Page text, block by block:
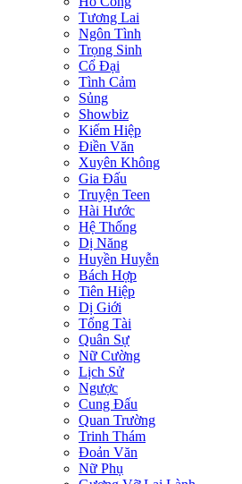
Tương Lai
Ngôn Tình
Trọng Sinh
Cổ Đại
Tình Cảm
Sủng
Showbiz
Kiếm Hiệp
Điền Văn
Xuyên Không
Gia Đấu
Truyện Teen
Hài Hước
Hệ Thống
Dị Năng
Huyền Huyễn
Bách Hợp
Tiên Hiệp
Dị Giới
Tổng Tài
Quân Sự
Nữ Cường
Lịch Sử
Ngược
Cung Đấu
Quan Trường
Trinh Thám
Đoản Văn
Nữ Phụ